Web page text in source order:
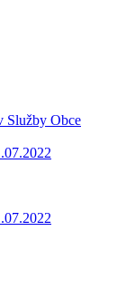
Služby Obce